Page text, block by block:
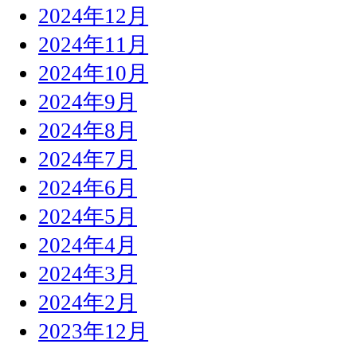
2024年12月
2024年11月
2024年10月
2024年9月
2024年8月
2024年7月
2024年6月
2024年5月
2024年4月
2024年3月
2024年2月
2023年12月